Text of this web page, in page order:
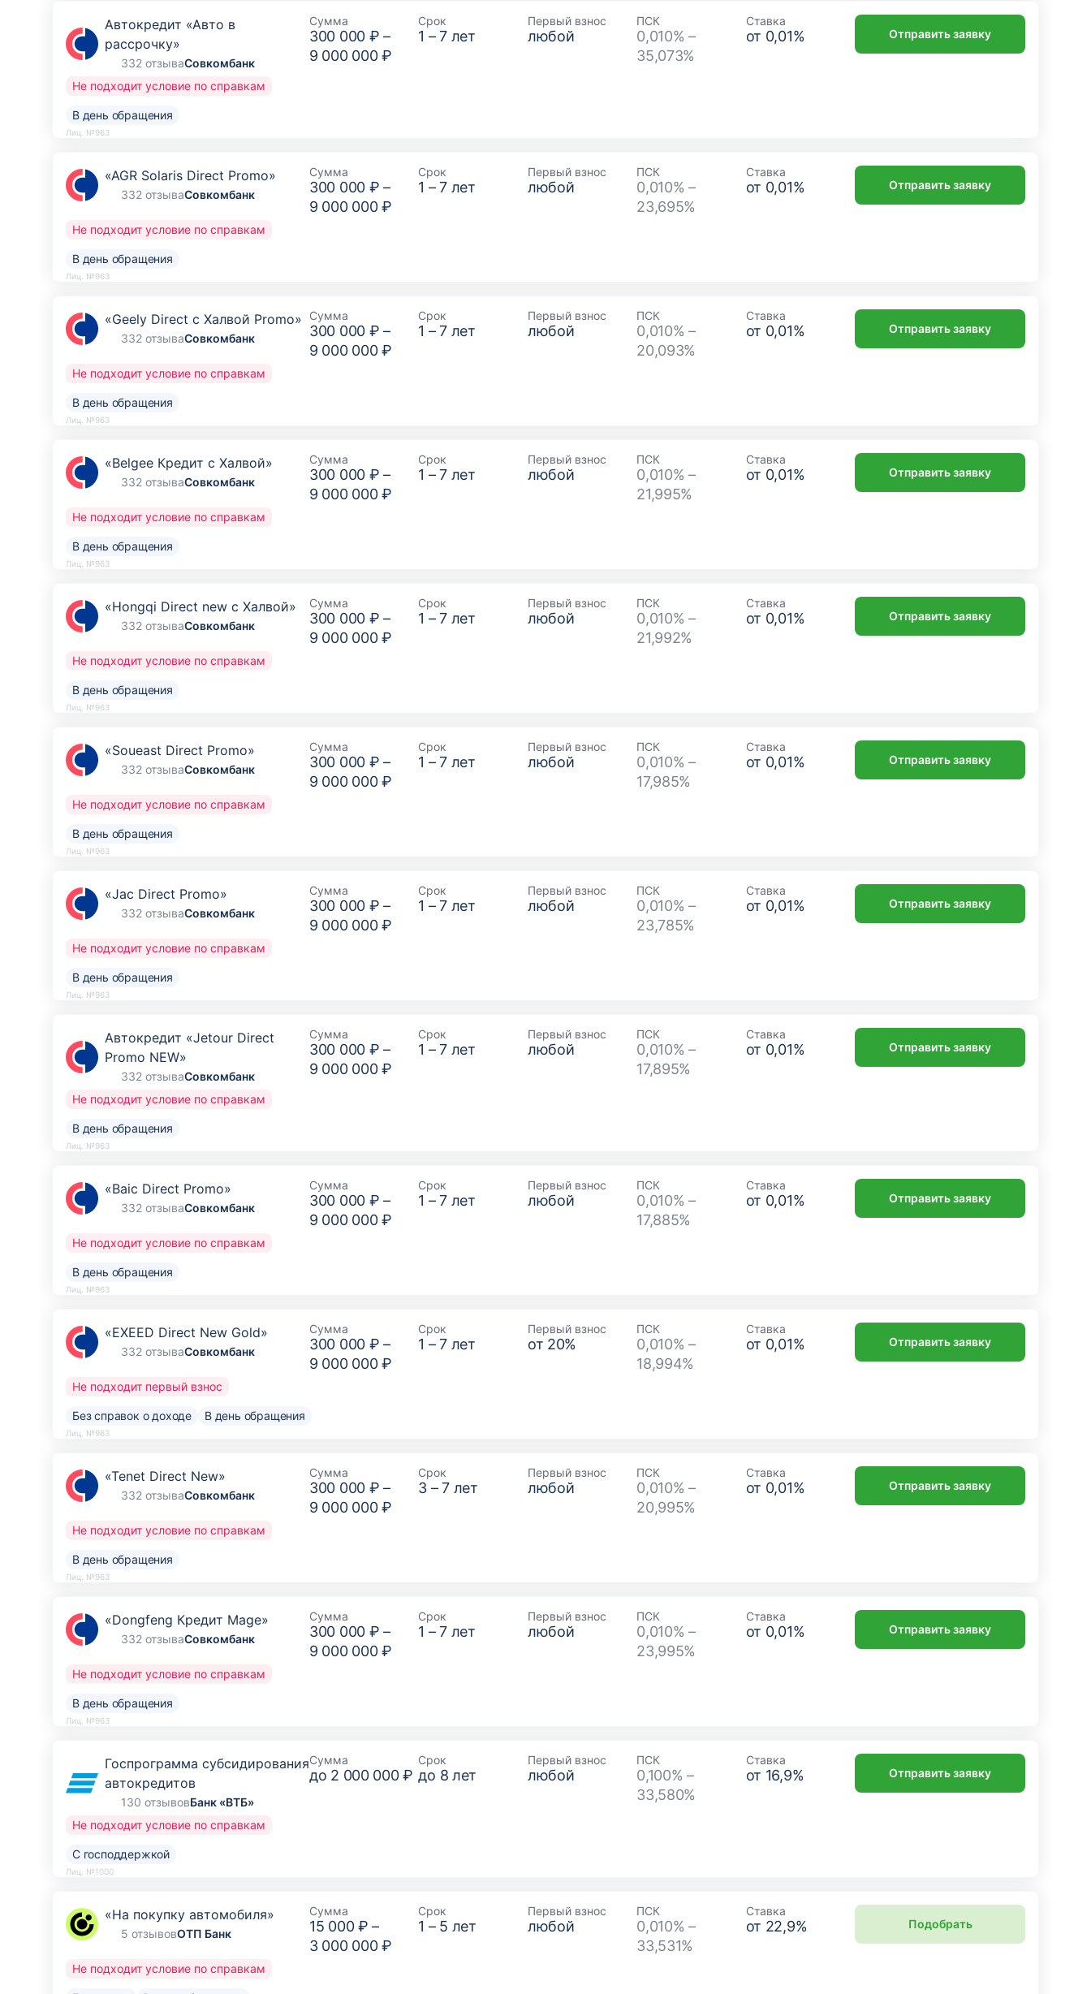
Автокредит «Авто в
рассрочку»
332 отзываСовкомбанк
Сумма
300 000 ₽ –
9 000 000 ₽
Срок
1 –7лет
Первый взнос
любой
ПСК
0,010% –
35,073%
Ставка
от 0,01%
Не подходит условие по справкам
В день обращения
Отправить заявку
Лиц. №963
«AGR Solaris Direct Promo»
332 отзываСовкомбанк
Сумма
300 000 ₽ –
9 000 000 ₽
Срок
1 –7лет
Первый взнос
любой
ПСК
0,010% –
23,695%
Ставка
от 0,01%
Не подходит условие по справкам
В день обращения
Отправить заявку
Лиц. №963
«Geely Direct с Халвой Promo»
332 отзываСовкомбанк
Сумма
300 000 ₽ –
9 000 000 ₽
Срок
1 –7лет
Первый взнос
любой
ПСК
0,010% –
20,093%
Ставка
от 0,01%
Не подходит условие по справкам
В день обращения
Отправить заявку
Лиц. №963
«Belgee Кредит с Халвой»
332 отзываСовкомбанк
Сумма
300 000 ₽ –
9 000 000 ₽
Срок
1 –7лет
Первый взнос
любой
ПСК
0,010% –
21,995%
Ставка
от 0,01%
Не подходит условие по справкам
В день обращения
Отправить заявку
Лиц. №963
«Hongqi Direct new с Халвой»
332 отзываСовкомбанк
Сумма
300 000 ₽ –
9 000 000 ₽
Срок
1 –7лет
Первый взнос
любой
ПСК
0,010% –
21,992%
Ставка
от 0,01%
Не подходит условие по справкам
В день обращения
Отправить заявку
Лиц. №963
«Soueast Direct Promo»
332 отзываСовкомбанк
Сумма
300 000 ₽ –
9 000 000 ₽
Срок
1 –7лет
Первый взнос
любой
ПСК
0,010% –
17,985%
Ставка
от 0,01%
Не подходит условие по справкам
В день обращения
Отправить заявку
Лиц. №963
«Jac Direct Promo»
332 отзываСовкомбанк
Сумма
300 000 ₽ –
9 000 000 ₽
Срок
1 –7лет
Первый взнос
любой
ПСК
0,010% –
23,785%
Ставка
от 0,01%
Не подходит условие по справкам
В день обращения
Отправить заявку
Лиц. №963
Автокредит «Jetour Direct
Promo NEW»
332 отзываСовкомбанк
Сумма
300 000 ₽ –
9 000 000 ₽
Срок
1 –7лет
Первый взнос
любой
ПСК
0,010% –
17,895%
Ставка
от 0,01%
Не подходит условие по справкам
В день обращения
Отправить заявку
Лиц. №963
«Baic Direct Promo»
332 отзываСовкомбанк
Сумма
300 000 ₽ –
9 000 000 ₽
Срок
1 –7лет
Первый взнос
любой
ПСК
0,010% –
17,885%
Ставка
от 0,01%
Не подходит условие по справкам
В день обращения
Отправить заявку
Лиц. №963
«EXEED Direct New Gold»
332 отзываСовкомбанк
Сумма
300 000 ₽ –
9 000 000 ₽
Срок
1 –7лет
Первый взнос
от 20%
ПСК
0,010% –
18,994%
Ставка
от 0,01%
Не подходит первый взнос
Без справок о доходе В день обращения
Отправить заявку
Лиц. №963
«Tenet Direct New»
332 отзываСовкомбанк
Сумма
300 000 ₽ –
9 000 000 ₽
Срок
3 –7лет
Первый взнос
любой
ПСК
0,010% –
20,995%
Ставка
от 0,01%
Не подходит условие по справкам
В день обращения
Отправить заявку
Лиц. №963
«Dongfeng Кредит Mage»
332 отзываСовкомбанк
Сумма
300 000 ₽ –
9 000 000 ₽
Срок
1 –7лет
Первый взнос
любой
ПСК
0,010% –
23,995%
Ставка
от 0,01%
Не подходит условие по справкам
В день обращения
Отправить заявку
Лиц. №963
Госпрограмма субсидирования
автокредитов
130 отзывовБанк «ВТБ»
Сумма
до 2 000 000 ₽
Срок
до 8 лет
Первый взнос
любой
ПСК
0,100% –
33,580%
Ставка
от 16,9%
Не подходит условие по справкам
С господдержкой
Отправить заявку
Лиц. №1000
«На покупку автомобиля»
5 отзывовОТП Банк
Сумма
15 000 ₽ –
3 000 000 ₽
Срок
1 – 5 лет
Первый взнос
любой
ПСК
0,010% –
33,531%
Ставка
от 22,9%
Не подходит условие по справкам
Подобрать